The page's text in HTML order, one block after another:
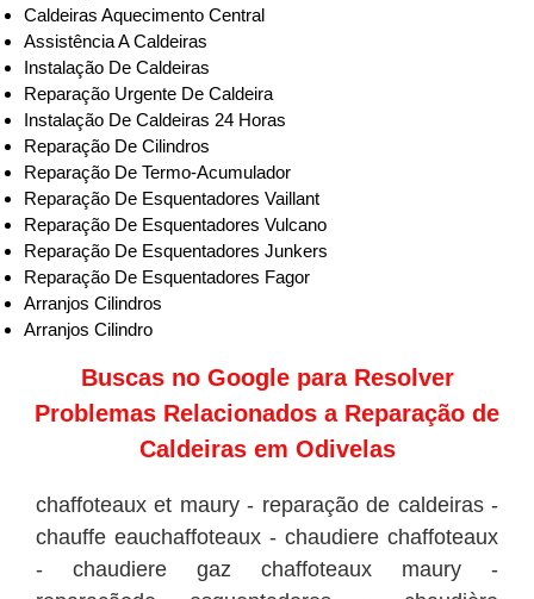
Caldeiras Aquecimento Central
Assistência A Caldeiras
Instalação De Caldeiras
Reparação Urgente De Caldeira
Instalação De Caldeiras 24 Horas
Reparação De Cilindros
Reparação De Termo-Acumulador
Reparação De Esquentadores Vaillant
Reparação De Esquentadores Vulcano
Reparação De Esquentadores Junkers
Reparação De Esquentadores Fagor
Arranjos Cilindros
Arranjos Cilindro
Buscas no Google para Resolver
Problemas Relacionados a Reparação de
Caldeiras em Odivelas
chaffoteaux et maury - reparação de caldeiras -
chauffe eauchaffoteaux - chaudiere chaffoteaux
- chaudiere gaz chaffoteaux maury -